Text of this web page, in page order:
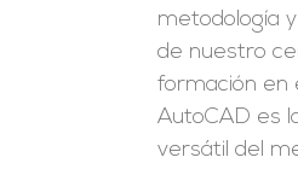
metodología
de nuestro
formación en
AutoCAD es
versátil del